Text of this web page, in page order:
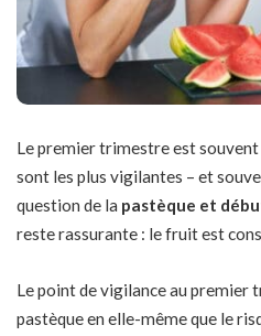
Le premier trimestre est
sont les plus vigilantes – et
question de la pastèque et
reste rassurante : le fruit est
Le point de vigilance au premier
pastèque en elle-même que le